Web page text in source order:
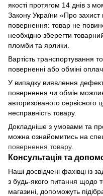
якості протягом 14 днів з
Закону України «Про
повернення: товар не
необхідно зберегти
пломби та ярлики.
Вартість транспортування
поверненні або обміні
У випадку виявлення
повернення чи обмін
авторизованого сервісного
несправність товару.
Докладніше з умовами та
можна ознайомитись на
повернення товару.
Консультація та
Наші досвідчені фахівці із
з будь-якого питання щодо
магазині, допоможуть